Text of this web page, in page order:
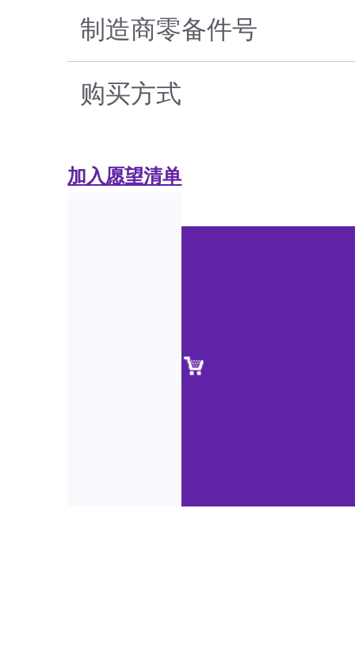
制造商零备件号
购买方式
加入愿望清单